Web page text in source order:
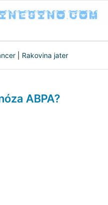
Rakovina jater
ABPA?